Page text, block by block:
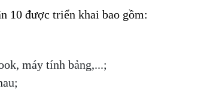
10 được triển khai bao gồm:
máy tính bảng,...;